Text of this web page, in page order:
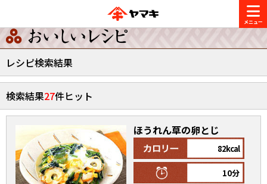
商品情報
ブランド一覧
レシピ
おいしいレシピを探す
おいしいレシピトップ
かつお節・だしを楽しむ
かつお節・だしを知る
CM・キャンペーン
レシピ検索結果
検索結果27件ヒット
ほうれん草の卵とじ
82kcal
10分